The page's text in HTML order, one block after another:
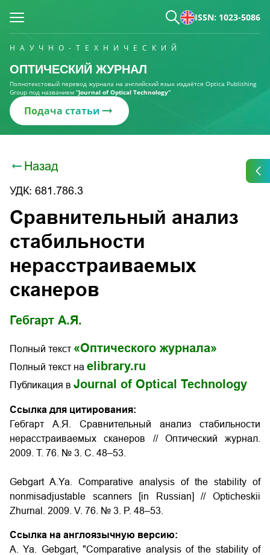
ISSN: 1023-5086
НАУЧНО-ТЕХНИЧЕСКИЙ
ОПТИЧЕСКИЙ ЖУРНАЛ
Полнотекстовый перевод журнала на английский язык издаётся Optica Publishing
Group под названием “Journal of Optical Technology“
Подача статьи
Назад
УДК: 681.786.3
Сравнительный анализ
стабильности
нерасстраиваемых
сканеров
Гебгарт А.Я.
Полный текст «Оптического журнала»
Полный текст на elibrary.ru
Публикация в Journal of Optical Technology
Ссылка для цитирования:
Гебгарт А.Я. Сравнительный анализ стабильности
нерасстраиваемых сканеров // Оптический журнал.
2009. Т. 76. № 3. С. 48–53.
Gebgart A.Ya. Comparative analysis of the stability of
nonmisadjustable scanners [in Russian] // Opticheskii
Zhurnal. 2009. V. 76. № 3. P. 48–53.
Ссылка на англоязычную версию:
A. Ya. Gebgart, "Comparative analysis of the stability of